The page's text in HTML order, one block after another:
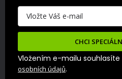
CHCI
Vložením e-mailu souhlasíte
osobních údajů.